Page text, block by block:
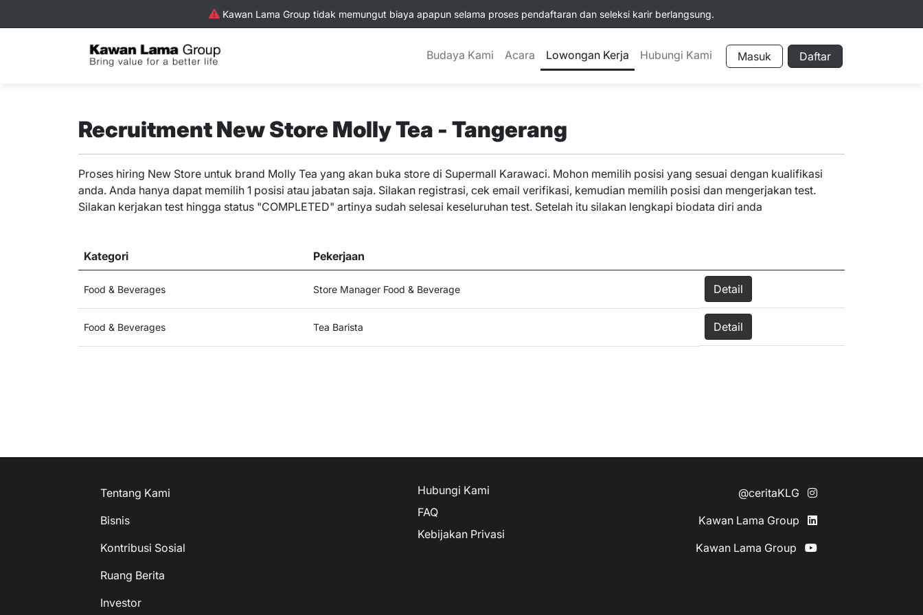
Kawan Lama Group tidak memungut biaya apapun selama proses pendaftaran dan seleksi karir berlangsung.
Budaya Kami Acara Lowongan Kerja Hubungi Kami Masuk Daftar
Recruitment New Store Molly Tea - Tangerang
Proses hiring New Store untuk brand Molly Tea yang akan buka store di Supermall Karawaci. Mohon memilih posisi yang sesuai dengan kualifikasi
anda. Anda hanya dapat memilih 1 posisi atau jabatan saja. Silakan registrasi, cek email verifikasi, kemudian memilih posisi dan mengerjakan test.
Silakan kerjakan test hingga status "COMPLETED" artinya sudah selesai keseluruhan test. Setelah itu silakan lengkapi biodata diri anda
Kategori Pekerjaan
Food & Beverages Store Manager Food & Beverage Detail
Food & Beverages Tea Barista Detail
Tentang Kami
Bisnis
Kontribusi Sosial
Ruang Berita
Investor
Hubungi Kami
FAQ
Kebijakan Privasi
@ceritaKLG
Kawan Lama Group
Kawan Lama Group